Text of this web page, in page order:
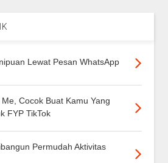
Lewat Pesan WhatsApp
Cocok Buat Kamu Yang
FYP TikTok
Permudah Aktivitas